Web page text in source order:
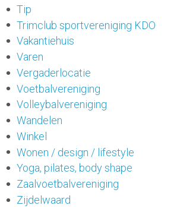
Tip
Trimclub sportvereniging KDO
Vakantiehuis
Varen
Vergaderlocatie
Voetbalvereniging
Volleybalvereniging
Wandelen
Winkel
Wonen / design / lifestyle
Yoga, pilates, body shape
Zaalvoetbalvereniging
Zijdelwaard